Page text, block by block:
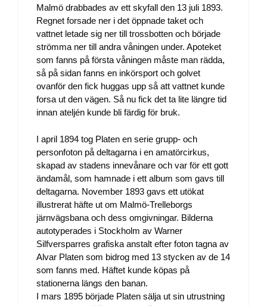
Malmö drabbades av ett skyfall den 13 juli 1893.
Regnet forsade ner i det öppnade taket och
vattnet letade sig ner till trossbotten och började
strömma ner till andra våningen under. Apoteket
som fanns på första våningen måste man rädda,
så på sidan fanns en inkörsport och golvet
ovanför den fick huggas upp så att vattnet kunde
forsa ut den vägen. Så nu fick det ta lite längre tid
innan ateljén kunde bli färdig för bruk.
I april 1894 tog Platen en serie grupp- och
personfoton på deltagarna i en amatörcirkus,
skapad av stadens innevånare och var för ett gott
ändamål, som hamnade i ett album som gavs till
deltagarna. November 1893 gavs ett utökat
illustrerat häfte ut om Malmö-Trelleborgs
järnvägsbana och dess omgivningar. Bilderna
autotyperades i Stockholm av Warner
Silfversparres grafiska anstalt efter foton tagna av
Alvar Platen som bidrog med 13 stycken av de 14
som fanns med. Häftet kunde köpas på
stationerna längs den banan.
I mars 1895 började Platen sälja ut sin utrustning